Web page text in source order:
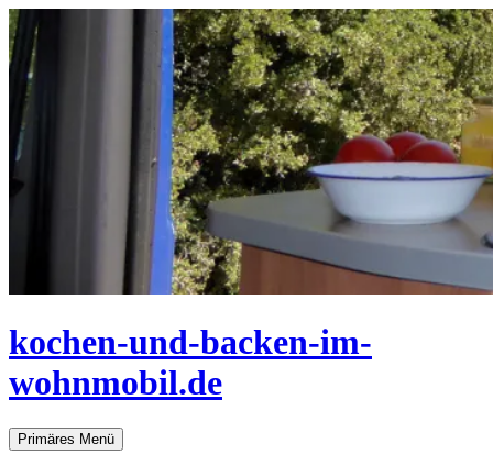
Zum
Inhalt
springen
kochen-und-backen-im-
wohnmobil.de
Suchen
Primäres Menü